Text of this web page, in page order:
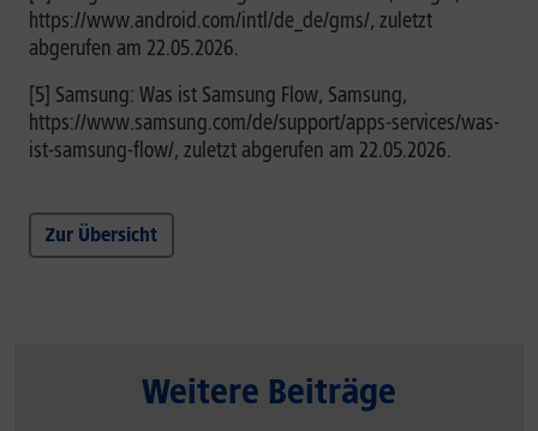
https://www.android.com/intl/de_de/gms/, zuletzt
abgerufen am 22.05.2026.
[5] Samsung: Was ist Samsung Flow, Samsung,
https://www.samsung.com/de/support/apps-services/was-
ist-samsung-flow/, zuletzt abgerufen am 22.05.2026.
Zur Übersicht
Weitere Beiträge